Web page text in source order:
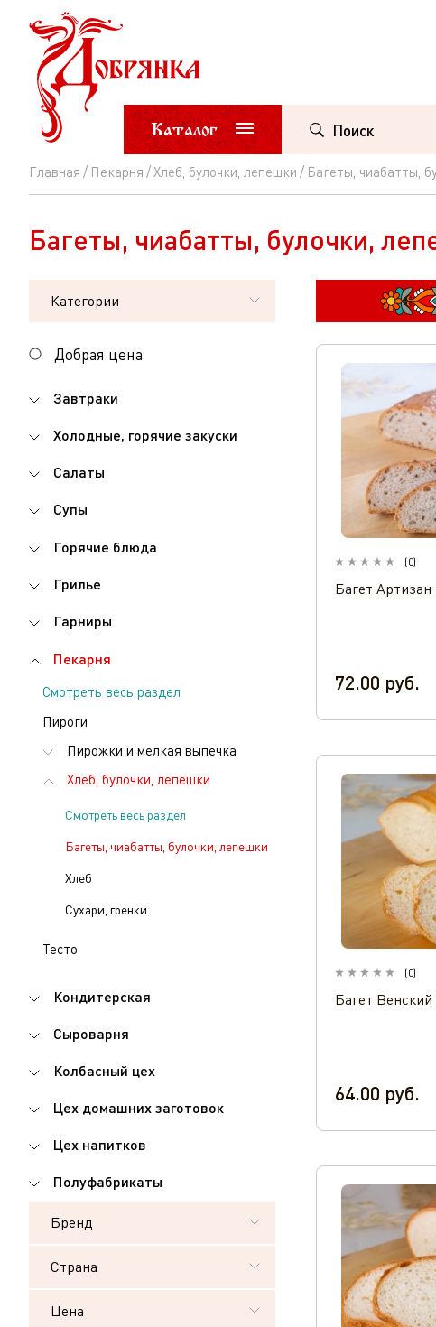
Каталог Поиск
Главная Пекарня Хлеб, булочки, лепешки Багеты, чиабатты,
Багеты,
чиабатты,
булочки,
лепешки
Багеты, чиабатты, булочки,
Категории
Добрая цена
Завтраки
Холодные, горячие закуски
Салаты
Супы
Горячие блюда
Грилье
Гарниры
Пекарня
Смотреть весь раздел
Пироги
Пирожки и мелкая выпечка
Хлеб, булочки, лепешки
Смотреть весь раздел
Багеты, чиабатты, булочки, лепешки
Хлеб
Сухари, гренки
Тесто
Кондитерская
Сыроварня
Колбасный цех
Цех домашних заготовок
Цех напитков
Полуфабрикаты
Бренд
Страна
Цена
(0)
Багет Артизан
72.00 руб.
(0)
Багет Венский
64.00 руб.